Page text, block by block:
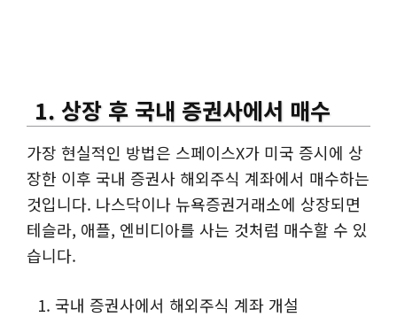
1. 상장 후 국내 증권사에서 매수
가장 현실적인 방법은 스페이스X가 미국 증시에 상
장한 이후 국내 증권사 해외주식 계좌에서 매수하는
것입니다. 나스닥이나 뉴욕증권거래소에 상장되면
테슬라, 애플, 엔비디아를 사는 것처럼 매수할 수 있
습니다.
국내 증권사에서 해외주식 계좌 개설